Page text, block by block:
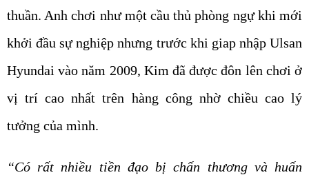
thuần. Anh chơi như một cầu thủ phòng ngự khi mới
khởi đầu sự nghiệp nhưng trước khi giap nhập Ulsan
Hyundai vào năm 2009, Kim đã được đôn lên chơi ở
vị trí cao nhất trên hàng công nhờ chiều cao lý
tưởng của mình.
“Có rất nhiều tiền đạo bị chấn thương và huấn